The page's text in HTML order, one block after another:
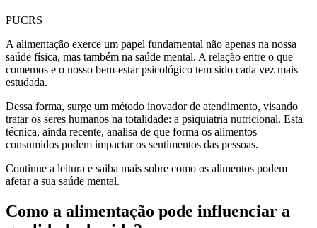
PUCRS
A alimentação exerce um papel fundamental não apenas na nossa
saúde física, mas também na saúde mental. A relação entre o que
comemos e o nosso bem-estar psicológico tem sido cada vez mais
estudada.
Dessa forma, surge um método inovador de atendimento, visando
tratar os seres humanos na totalidade: a psiquiatria nutricional. Esta
técnica, ainda recente, analisa de que forma os alimentos
consumidos podem impactar os sentimentos das pessoas.
Continue a leitura e saiba mais sobre como os alimentos podem
afetar a sua saúde mental.
Como a alimentação pode influenciar a